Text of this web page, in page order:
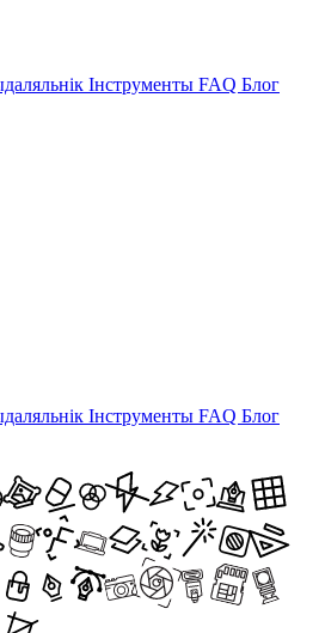
Інструменты FAQ Блог
Інструменты FAQ Блог